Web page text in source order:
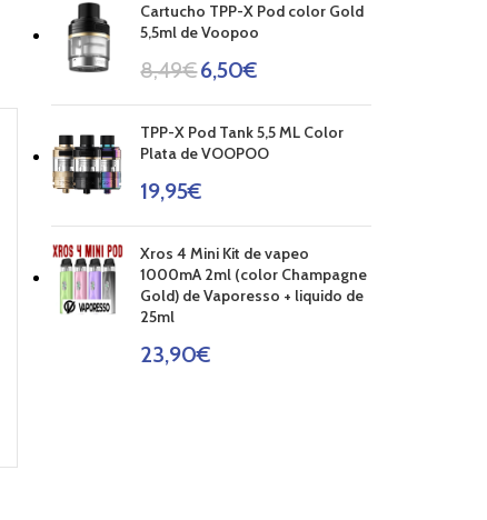
T18 Coil
Resistencia 1.5
ohms de Innokin
FUMYTANK COIL
FUMYTECH
Cartucho TPP-X Pod color Gold
5,5ml de Voopoo
8,49€6,50€
TPP-X Pod Tank 5,5 ML Color
Plata de VOOPOO
19,95€
Xros 4 Mini Kit de vapeo
1000mA 2ml (color Champagne
Gold) de Vaporesso + liquido de
25ml
23,90€